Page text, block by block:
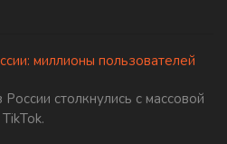
миллионы пользователей
столкнулись с массовой